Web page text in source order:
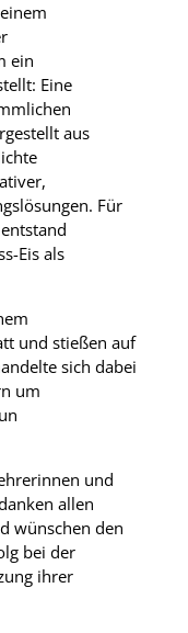
ein
Eine
aus
Für
Eis als
und stießen auf
sich dabei
um
und
allen
wünschen den
bei der
ihrer